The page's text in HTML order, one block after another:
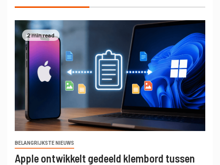
2 min read
BELANGRIJKSTE NIEUWS
Apple ontwikkelt gedeeld klembord tussen